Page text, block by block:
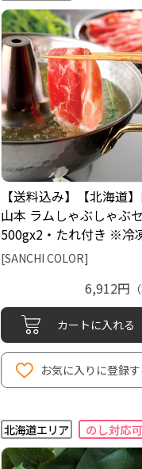
【送料込み】【北海道
山本 ラムしゃぶしゃぶ
500gx2・たれ付き ※冷
[SANCHI COLOR]
6,912円
カートに入れる
お気に入りに登録